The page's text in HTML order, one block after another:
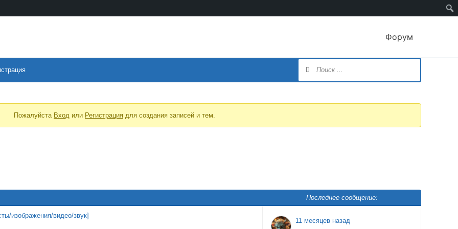
Форум
Пожалуйста Вход или Регистрация для создания записей и тем.
Последнее сообщение:
изображения/видео/звук]
11 месяцев назад